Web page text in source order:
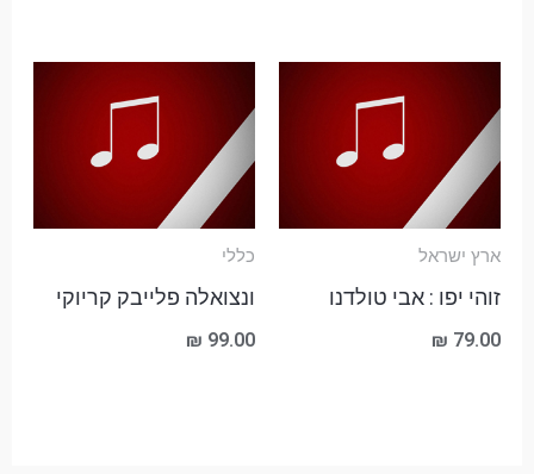
ארץ ישראל
זוהי יפו : אבי טולדנו
₪ 79.00
כללי
ונצואלה פלייבק קריוקי
₪ 99.00